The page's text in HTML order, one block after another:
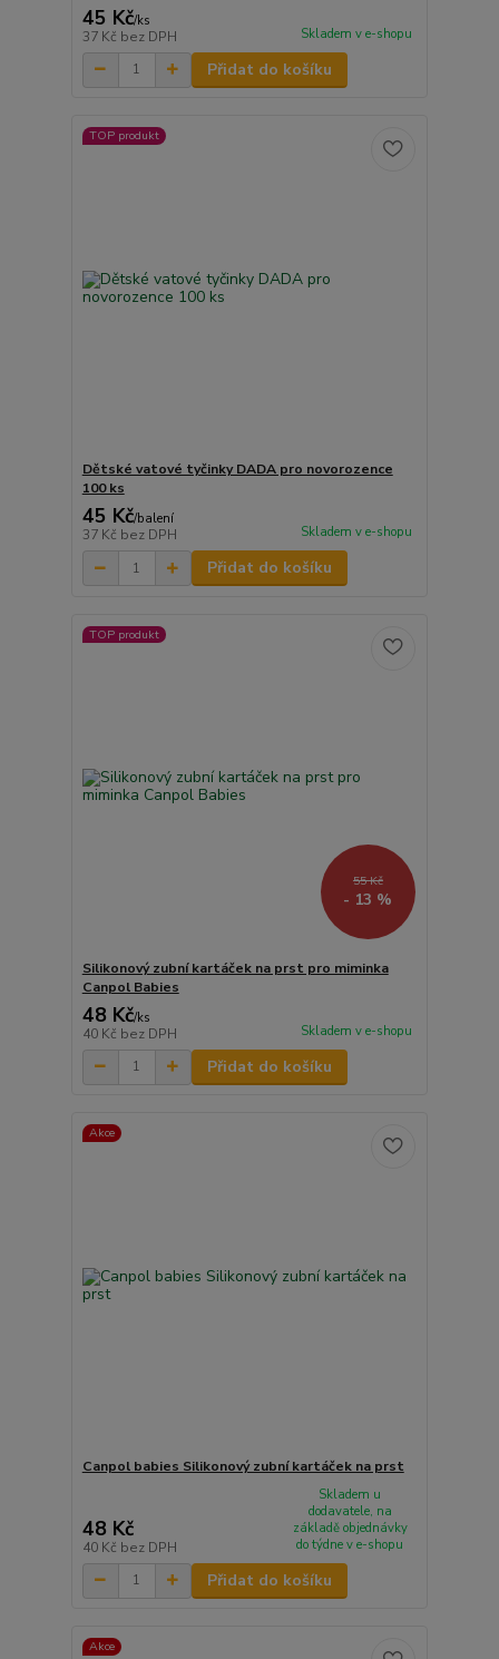
45 Kč/ks
37 Kč bez DPH Skladem v e-shopu
Přidat do košíku
TOP produkt
Dětské vatové tyčinky DADA pro novorozence
100 ks
45 Kč/balení
37 Kč bez DPH Skladem v e-shopu
Přidat do košíku
TOP produkt
55 Kč
- 13 %
Silikonový zubní kartáček na prst pro miminka
Canpol Babies
48 Kč/ks
40 Kč bez DPH Skladem v e-shopu
Přidat do košíku
Akce
Canpol babies Silikonový zubní kartáček na prst
48 Kč
40 Kč bez DPH
Skladem u
dodavatele, na
základě objednávky
do týdne v e-shopu
Přidat do košíku
Akce